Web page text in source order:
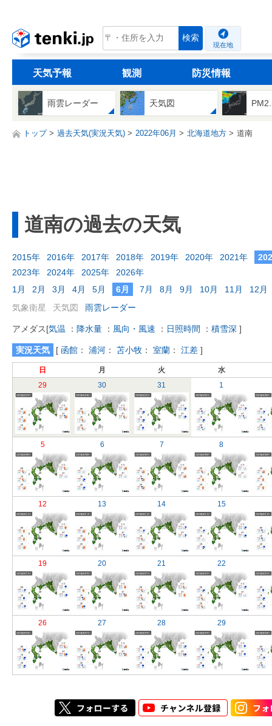
tenki.jp 検索
現在地
天気予報 観測 防災情報
雨雲レーダー 天気図
トップ 過去天気(実況天気) 2022年06月 北海道地方 道南
道南の過去の天気
2015年 2016年 2017年 2018年 2019年 2020年 2021年
2023年
2024年 2025年
2026年
1月
2月 3月 4月 5月 6月 7月 8月 9月 10月 11月
12月
気象衛星
天気図 雨雲レーダー
アメダス[気温 ： 降水量 ： 風向・風速 ： 日照時間 ： 積雪深 ]
実況天気 [ 函館 ： 浦河 ： 苫小牧 ： 室蘭 ： 江差 ]
日 月 火
水
29
30 31 1
5 6 7 8
12 13 14 15
19 20 21 22
26 27 28 29